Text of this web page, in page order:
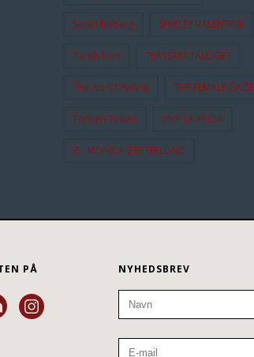
Sarah Boberg SHIRLEY VALENTINE
Tarok-Kort TEATERKATALOGET
The Art Of Falling THE FEMALE GAZE
Torben Toben VIVA LA FRIDA
Z - MONICA ZETTERLUND
PÅ NYHEDSBREV